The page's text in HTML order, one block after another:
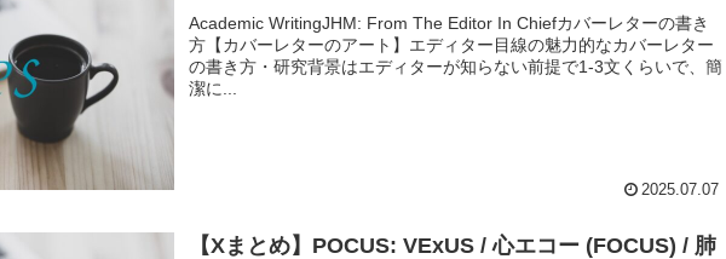
Academic WritingJHM: From The Editor In Chiefカバーレターの書き
方【カバーレターのアート】エディター目線の魅力的なカバーレター
の書き方・研究背景はエディターが知らない前提で1-3文くらいで、簡
潔に...
2025.07.07
【Xまとめ】POCUS: VExUS / 心エコー (FOCUS) / 肺